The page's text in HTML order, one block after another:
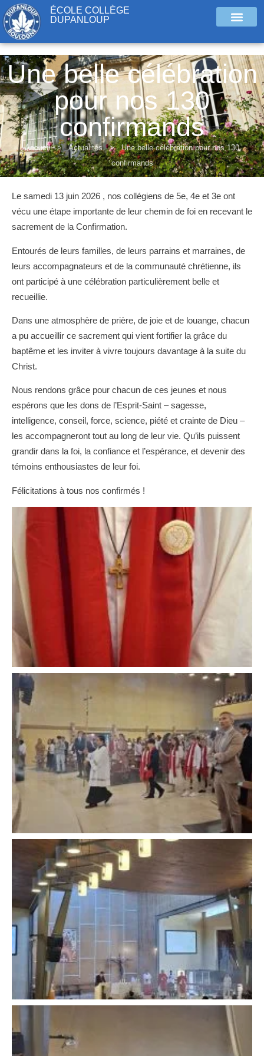
ÉCOLE COLLÈGE
DUPANLOUP
Une belle célébration
pour nos 130
confirmands
Accueil>Actualités>Une belle célébration pour nos 130
confirmands
Le samedi 13 juin 2026 , nos collégiens de 5e, 4e et 3e ont
vécu une étape importante de leur chemin de foi en recevant le
sacrement de la Confirmation.
Entourés de leurs familles, de leurs parrains et marraines, de
leurs accompagnateurs et de la communauté chrétienne, ils
ont participé à une célébration particulièrement belle et
recueillie.
Dans une atmosphère de prière, de joie et de louange, chacun
a pu accueillir ce sacrement qui vient fortifier la grâce du
baptême et les inviter à vivre toujours davantage à la suite du
Christ.
Nous rendons grâce pour chacun de ces jeunes et nous
espérons que les dons de l’Esprit-Saint – sagesse,
intelligence, conseil, force, science, piété et crainte de Dieu –
les accompagneront tout au long de leur vie. Qu’ils puissent
grandir dans la foi, la confiance et l’espérance, et devenir des
témoins enthousiastes de leur foi.
Félicitations à tous nos confirmés !